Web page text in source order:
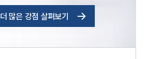
더 많은 강점 살펴보기